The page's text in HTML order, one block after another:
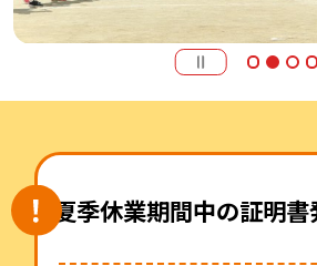
夏季休業期間中の証明書